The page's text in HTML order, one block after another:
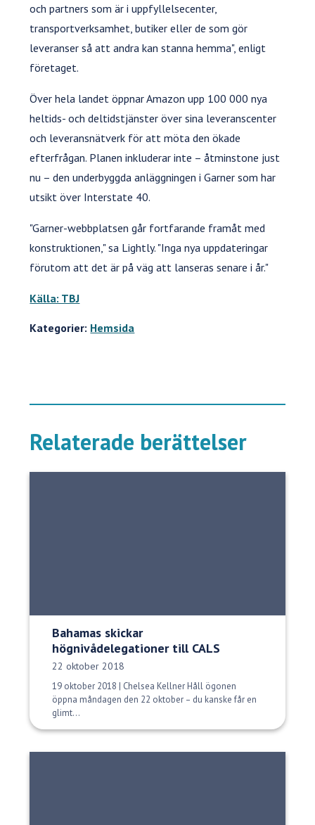
och partners som är i uppfyllelsecenter,
transportverksamhet, butiker eller de som gör
leveranser så att andra kan stanna hemma", enligt
företaget.
Över hela landet öppnar Amazon upp 100 000 nya
heltids- och deltidstjänster över sina leveranscenter
och leveransnätverk för att möta den ökade
efterfrågan. Planen inkluderar inte – åtminstone just
nu – den underbyggda anläggningen i Garner som har
utsikt över Interstate 40.
"Garner-webbplatsen går fortfarande framåt med
konstruktionen," sa Lightly. "Inga nya uppdateringar
förutom att det är på väg att lanseras senare i år."
Källa: TBJ
Kategorier: Hemsida
Relaterade berättelser
Bahamas skickar
högnivådelegationer till CALS
Publiceringsdatum:
22 oktober 2018
19 oktober 2018 | Chelsea Kellner Håll ögonen
öppna måndagen den 22 oktober – du kanske får en
glimt...